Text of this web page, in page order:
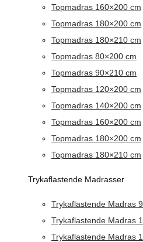
Topmadras 160×200 cm
Topmadras 180×200 cm
Topmadras 180×210 cm
Topmadras 80×200 cm
Topmadras 90×210 cm
Topmadras 120×200 cm
Topmadras 140×200 cm
Topmadras 160×200 cm
Topmadras 180×200 cm
Topmadras 180×210 cm
Trykaflastende Madrasser
Trykaflastende Madras
Trykaflastende Madras
Trykaflastende Madras